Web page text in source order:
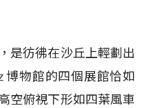
是彷彿在沙丘上輕劃出
博物館的四個展館恰如
空俯視下形如四葉風車